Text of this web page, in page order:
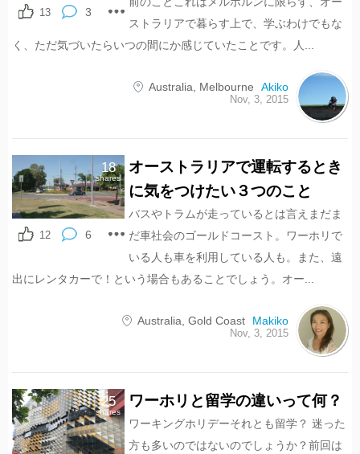
3
13
ストラリアで暮らす上で、学ぶわけでもな
く、ただ気づいたらいつの間にか感じていたことです。人...
Australia Melbourne Akiko
Nov, 3, 2015
18
shares
6
12
オーストラリアで運転するとき
に気をつけたい３つのこと
バスやトラムが走っているとは言えまだま
だ車社会のゴールドコースト。ワーホリで
いる人も車を利用している人も。また、遠
出にレンタカーで！という場合もあることでしょう。オー...
Australia Gold Coast Makiko
Nov, 3, 2015
25
shares
ワーホリと留学の違いって何？
ワーキングホリデーそれとも留学？ 迷った
方も多いのではないのでしょうか？前回は